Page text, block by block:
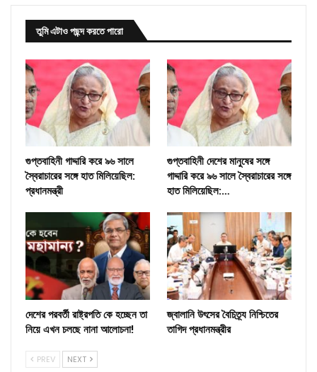
তুমি এটাও পছন্দ করতে পারো
গুপ্তবাহিনী গাদ্দারি করে ৯৬ সালে
স্বৈরাচারের সঙ্গে হাত মিলিয়েছিল:
প্রধানমন্ত্রী
গুপ্তবাহিনী দেশের মানুষের সঙ্গে
গাদ্দারি করে ৯৬ সালে স্বৈরাচারের সঙ্গে
হাত মিলিয়েছিল:…
দেশের পরবর্তী রাষ্ট্রপতি কে হচ্ছেন তা
নিয়ে এখন চলছে নানা আলোচনা!
জ্বালানি উৎসের বৈচিত্র্য নিশ্চিতের
তাগিদ প্রধানমন্ত্রীর
PREV NEXT